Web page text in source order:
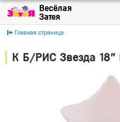
Главная страница
К Б/РИС Звезда 18"